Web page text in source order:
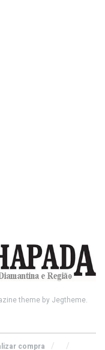
theme by Jegtheme.
compra